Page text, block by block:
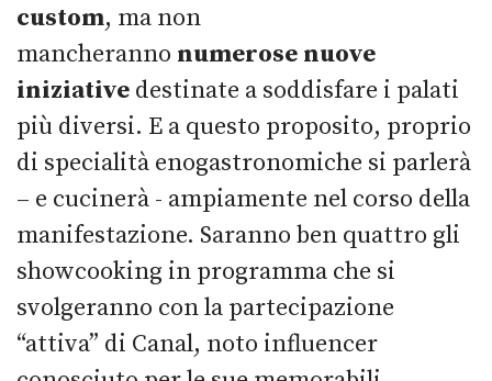
custom, ma non
mancheranno numerose nuove
iniziative destinate a soddisfare i palati
più diversi. E a questo proposito, proprio
di specialità enogastronomiche si parlerà
– e cucinerà - ampiamente nel corso della
manifestazione. Saranno ben quattro gli
showcooking in programma che si
svolgeranno con la partecipazione
“attiva” di Canal, noto influencer